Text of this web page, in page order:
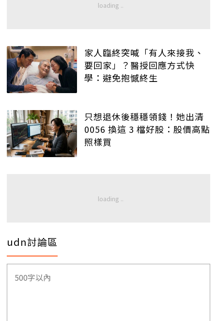
家人臨終突喊「有人來接我、
要回家」？醫授回應方式快
學：避免抱憾終生
只想退休後穩穩領錢！她出清
0056 換這 3 檔好股：股價高點
照樣買
udn討論區